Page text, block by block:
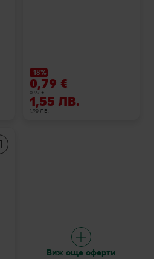
-18%
0,79 €
0,97 €
1,55 ЛВ.
1,90 ЛВ.
Виж още оферти